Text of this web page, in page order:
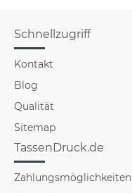
Schnellzugriff
Kontakt
Blog
Qualität
Sitemap
TassenDruck.de
Zahlungsmöglichkeiten